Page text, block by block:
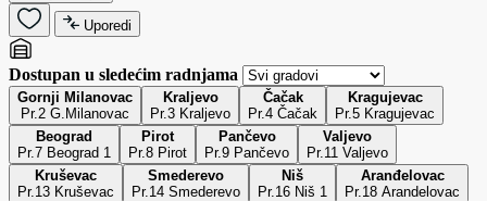
Uporedi
Dostupan u sledećim radnjama
Gornji Milanovac
Pr.2 G.Milanovac
Kraljevo
Pr.3 Kraljevo
Čačak
Pr.4 Čačak
Kragujevac
Pr.5 Kragujevac
Beograd
Pr.7 Beograd 1
Pirot
Pr.8 Pirot
Pančevo
Pr.9 Pančevo
Valjevo
Pr.11 Valjevo
Kruševac
Pr.13 Kruševac
Smederevo
Pr.14 Smederevo
Niš
Pr.16 Niš 1
Aranđelovac
Pr.18 Arandelovac